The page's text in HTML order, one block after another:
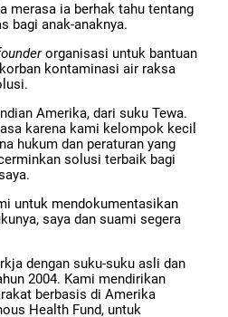
merasa ia berhak tahu tentang
bagi anak-anaknya.
organisasi untuk bantuan
kontaminasi air raksa
Amerika, dari suku Tewa.
karena kami kelompok kecil
hukum dan peraturan yang
solusi terbaik bagi
untuk mendokumentasikan
saya dan suami segera
dengan suku-suku asli dan
2004. Kami mendirikan
berbasis di Amerika
Health Fund, untuk